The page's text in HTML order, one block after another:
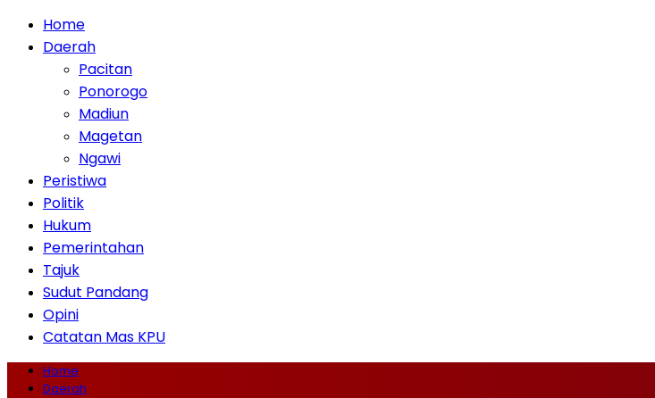
Home
Daerah
Pacitan
Ponorogo
Madiun
Magetan
Ngawi
Peristiwa
Politik
Hukum
Pemerintahan
Tajuk
Sudut Pandang
Opini
Catatan Mas KPU
Home
Daerah